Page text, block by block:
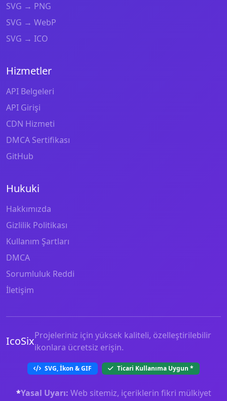
SVG → PNG
SVG → WebP
SVG → ICO
Hizmetler
API Belgeleri
API Girişi
CDN Hizmeti
DMCA Sertifikası
GitHub
Hukuki
Hakkımızda
Gizlilik Politikası
Kullanım Şartları
DMCA
Sorumluluk Reddi
İletişim
IcoSixProjeleriniz için yüksek kaliteli, özelleştirilebilir
ikonlara ücretsiz erişin.
SVG, İkon & GIF Ticari Kullanıma Uygun *
*Yasal Uyarı: Web sitemiz, içeriklerin fikri mülkiyet